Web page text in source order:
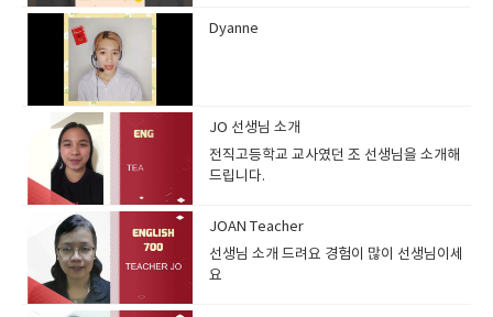
Dyanne
JO 선생님 소개
전직고등학교 교사였던 조 선생님을 소개해
드립니다.
JOAN Teacher
선생님 소개 드려요 경험이 많이 선생님이세